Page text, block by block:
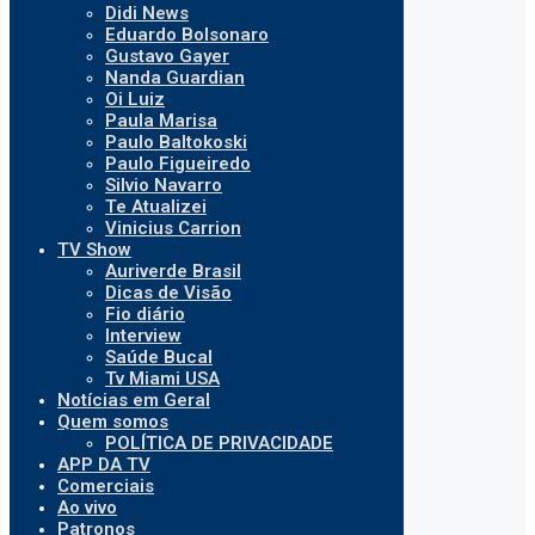
Didi News
Eduardo Bolsonaro
Gustavo Gayer
Nanda Guardian
Oi Luiz
Paula Marisa
Paulo Baltokoski
Paulo Figueiredo
Silvio Navarro
Te Atualizei
Vinicius Carrion
TV Show
Auriverde Brasil
Dicas de Visão
Fio diário
Interview
Saúde Bucal
Tv Miami USA
Notícias em Geral
Quem somos
POLÍTICA DE PRIVACIDADE
APP DA TV
Comerciais
Ao vivo
Patronos